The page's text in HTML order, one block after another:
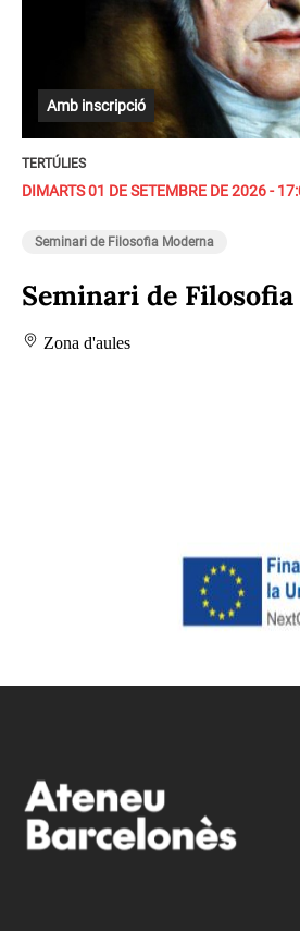
Amb inscripció
TERTÚLIES
DIMARTS 01 DE SETEMBRE DE 2026 -
Seminari de Filosofia Moderna
Seminari de
Zona d'aules